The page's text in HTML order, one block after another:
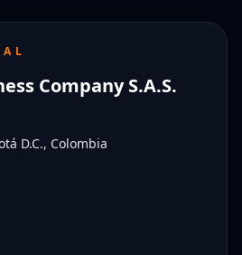
Company S.A.S.
D.C., Colombia